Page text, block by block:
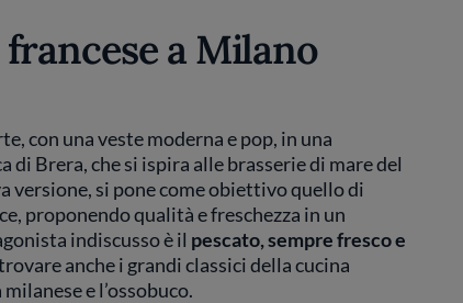
a Milano
con una veste moderna e pop, in una
Brera, che si ispira alle brasserie di mare del
versione, si pone come obiettivo quello di
proponendo qualità e freschezza in un
indiscusso è il pescato, sempre fresco e
anche i grandi classici della cucina
e l’ossobuco.